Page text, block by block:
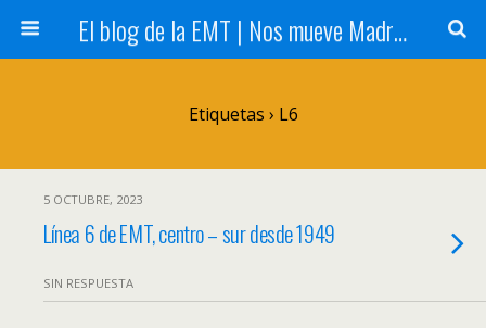
El blog de la EMT | Nos mueve Madrid
Etiquetas › L6
5 OCTUBRE, 2023
Línea 6 de EMT, centro – sur desde 1949
SIN RESPUESTA